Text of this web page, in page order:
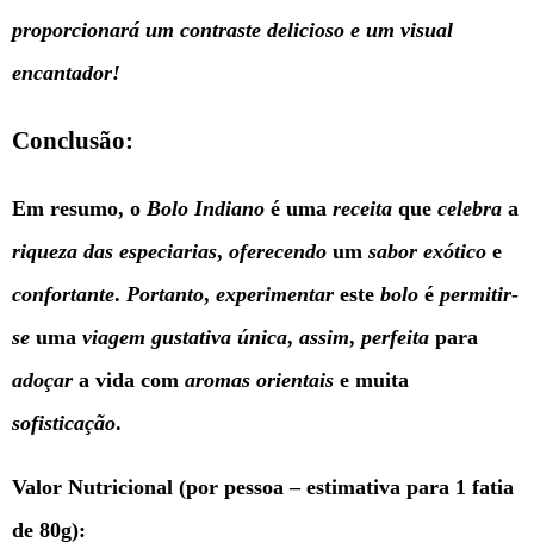
proporcionará um contraste delicioso e um visual
encantador!
Conclusão:
Em resumo, o Bolo Indiano é uma receita que celebra a
riqueza das especiarias, oferecendo um sabor exótico e
confortante. Portanto, experimentar este bolo é permitir-
se uma viagem gustativa única, assim, perfeita para
adoçar a vida com aromas orientais e muita
sofisticação.
Valor Nutricional (por pessoa – estimativa para 1 fatia
de 80g):